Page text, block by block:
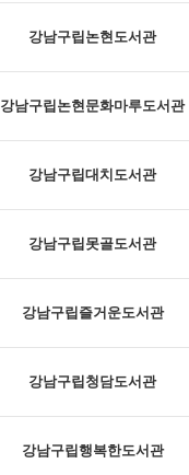
강남구립논현도서관
강남구립논현문화마루도서관
강남구립대치도서관
강남구립못골도서관
강남구립즐거운도서관
강남구립청담도서관
강남구립행복한도서관